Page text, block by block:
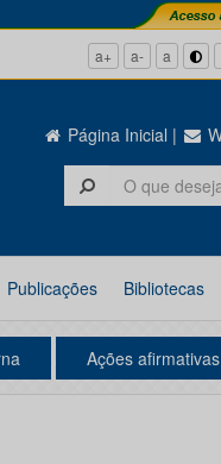
a+ a- a
Página Inicial |
Publicações Bibliotecas
Ações afirmativas